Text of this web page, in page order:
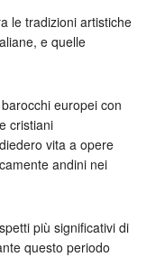
le tradizioni artistiche
e quelle
europei con
cristiani
vita a opere
andini nei
più significativi di
questo periodo